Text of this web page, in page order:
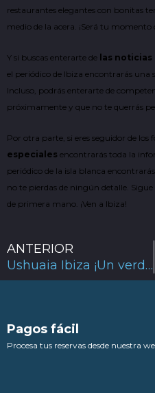
restaurantes elegantes con bonitas
medio de la acera. ¡Será tu momento
Y si buscas enterarte de las
el periódico de Ibiza encontrarás
Incluso, podrás enterarte de
próximamente y que no te querrás
Por otra parte, si eres seguidor de los
especiales encontrarás toda la
periódico de la isla blanca
no te pierdas de ningún detalle.
de primera mano. ¡Ven a Ibiza!
Ant
ANTERIOR
Ushuaia Ibiza ¡Un verdadero paraíso para hospedarte!
Pagos fácil
Procesa tus reservas desde nuestra